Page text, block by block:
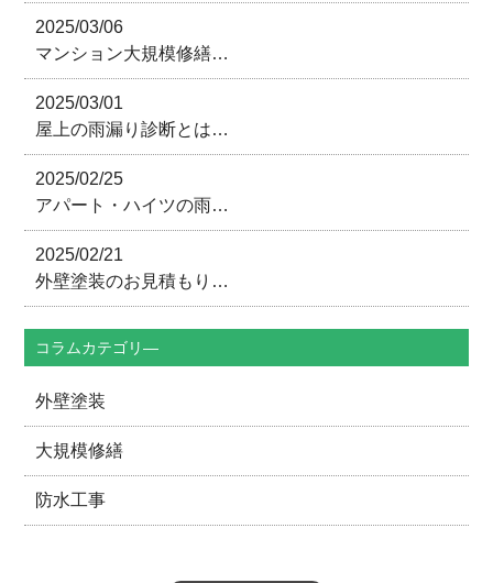
2025/03/06
マンション大規模修繕…
2025/03/01
屋上の雨漏り診断とは…
2025/02/25
アパート・ハイツの雨…
2025/02/21
外壁塗装のお見積もり…
コラムカテゴリ―
外壁塗装
大規模修繕
防水工事